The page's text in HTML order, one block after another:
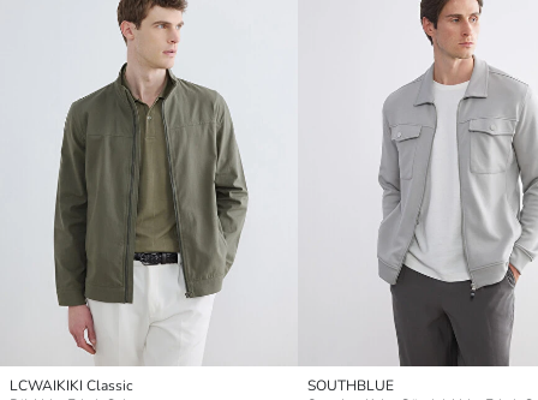
LCWAIKIKI Classic
SOUTHBLUE